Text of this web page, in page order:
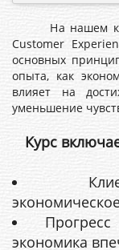
На нашем
Customer
основных
опыта, как
влияет на
уменьшение
Курс
К
экономика